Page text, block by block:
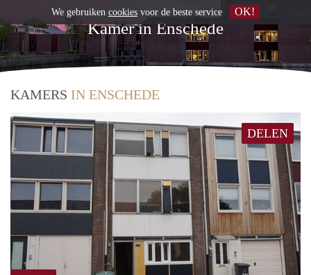
Kamer in Enschede
KAMERS IN ENSCHEDE
DELEN
We gebruiken cookies voor de beste service OK!